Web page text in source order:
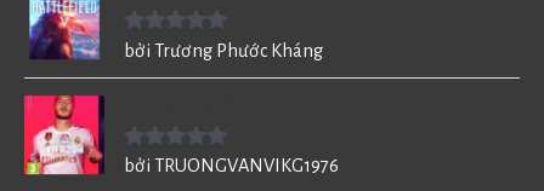
Được xếp
bởi Trương Phước Kháng
Được xếp
bởi TRUONGVANVIKG1976